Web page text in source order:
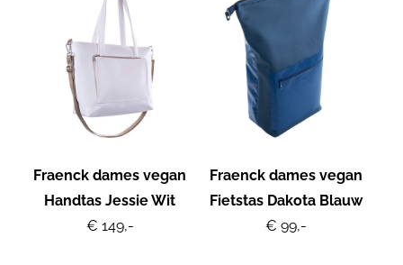
Fraenck dames vegan
Handtas Jessie Wit
€ 149,-
Fraenck dames vegan
Fietstas Dakota Blauw
€ 99,-